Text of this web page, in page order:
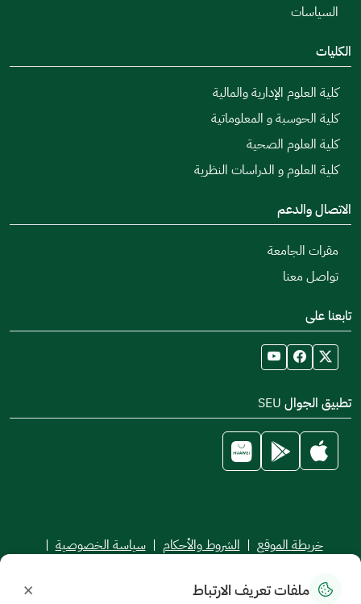
السياسات
الكليات
كلية العلوم الإدارية والمالية
كلية الحوسبة و المعلوماتية
كلية العلوم الصحية
كلية العلوم و الدراسات النظرية
الاتصال والدعم
مقرات الجامعة
تواصل معنا
تابعنا على
تطبيق الجوال SEU
خريطة الموقع | الشروط والأحكام | سياسة الخصوصية |
جميع الحقوق محفوظة للجامعة السعودية الإلكترونية © 2026
ملفات تعريف الارتباط ×